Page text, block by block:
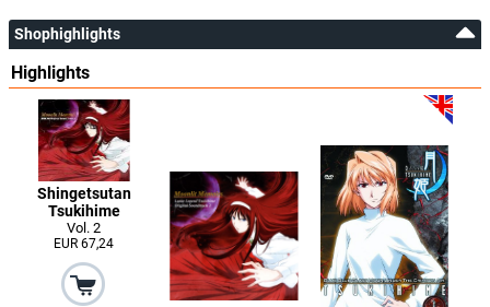
Shophighlights
Highlights
Shingetsutan
Tsukihime
Vol. 2
EUR 67,24